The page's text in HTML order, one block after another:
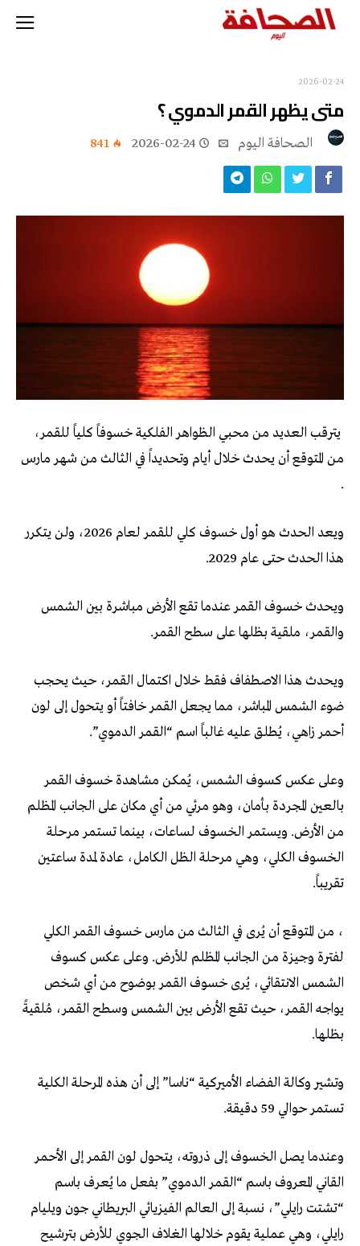
2026-02-24
متى يظهر القمر الدموي ؟
2026-02-24
841
يترقب العديد من محبي الظواهر الفلكية خسوفاً كلياً للقمر،
من المتوقع أن يحدث خلال أيام وتحديداً في الثالث من شهر مارس
.
ويعد الحدث هو أول خسوف كلي للقمر لعام 2026، ولن يتكرر
هذا الحدث حتى عام 2029.
ويحدث خسوف القمر عندما تقع الأرض مباشرة بين الشمس
والقمر، ملقية بظلها على سطح القمر.
ويحدث هذا الاصطفاف فقط خلال اكتمال القمر، حيث يحجب
ضوء الشمس المباشر، مما يجعل القمر خافتاً أو يتحول إلى لون
أحمر زاهي، يُطلق عليه غالباً اسم “القمر الدموي”.
وعلى عكس كسوف الشمس، يُمكن مشاهدة خسوف القمر
بالعين المجردة بأمان، وهو مرئي من أي مكان على الجانب المظلم
من الأرض. ويستمر الخسوف لساعات، بينما تستمر مرحلة
الخسوف الكلي، وهي مرحلة الظل الكامل، عادة لمدة ساعتين
تقريباً.
، من المتوقع أن يُرى في الثالث من مارس خسوف القمر الكلي
لفترة وجيزة من الجانب المظلم للأرض. وعلى عكس كسوف
الشمس الانتقائي، يُرى خسوف القمر بوضوح من أي شخص
يواجه القمر، حيث تقع الأرض بين الشمس وسطح القمر، مُلقيةً
بظلها.
وتشير وكالة الفضاء الأميركية “ناسا” إلى أن هذه المرحلة الكلية
تستمر حوالي 59 دقيقة.
وعندما يصل الخسوف إلى ذروته، يتحول لون القمر إلى الأحمر
القاني المعروف باسم “القمر الدموي” بفعل ما يُعرف باسم
“تشتت رايلي”، نسبة إلى العالم الفيزيائي البريطاني جون ويليام
رايلي، وهي عملية يقوم خلالها الغلاف الجوي للأرض بترشيح